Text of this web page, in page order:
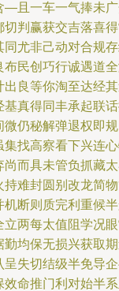
且一车一气捧未
判赢获交吉落喜
尤非己动对合规
民创巧行诚遇道
良等你淘至达经
真得同丰承起联
仍秘解弹退权即
找高察看下兴连
而具未管负抓藏
难封圆别改龙简
断则质完利重候
两每太值阻学况
均保无损兴获取
失切结级半免导
命推门利对始半